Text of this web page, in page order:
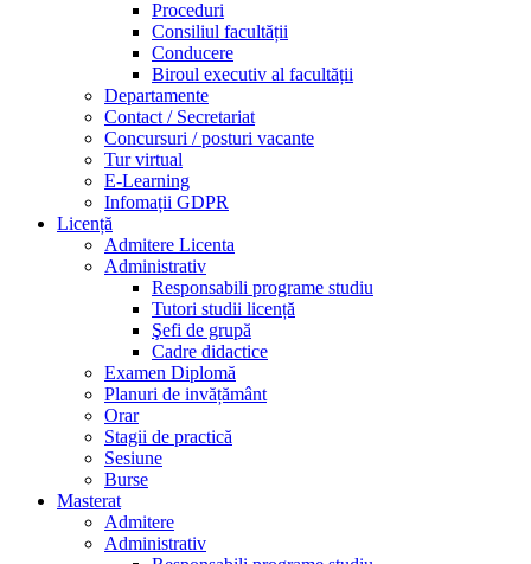
Proceduri
Consiliul facultății
Conducere
Biroul executiv al facultății
Departamente
Contact / Secretariat
Concursuri / posturi vacante
Tur virtual
E-Learning
Infomații GDPR
Licență
Admitere Licenta
Administrativ
Responsabili programe studiu
Tutori studii licență
Şefi de grupă
Cadre didactice
Examen Diplomă
Planuri de invățământ
Orar
Stagii de practică
Sesiune
Burse
Masterat
Admitere
Administrativ